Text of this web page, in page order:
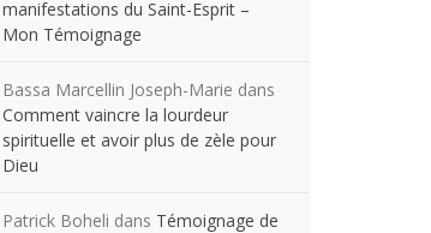
manifestations du Saint-Esprit –
Mon Témoignage
Bassa Marcellin Joseph-Marie dans
Comment vaincre la lourdeur
spirituelle et avoir plus de zèle pour
Dieu
Patrick Boheli dans Témoignage de